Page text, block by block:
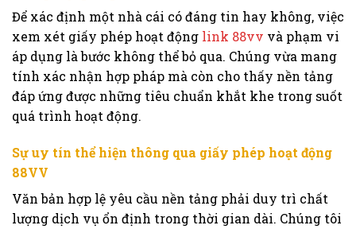
Để xác định một nhà cái có đáng tin hay không, việc
xem xét giấy phép hoạt động link 88vv và phạm vi
áp dụng là bước không thể bỏ qua. Chúng vừa mang
tính xác nhận hợp pháp mà còn cho thấy nền tảng
đáp ứng được những tiêu chuẩn khắt khe trong suốt
quá trình hoạt động.
Sự uy tín thể hiện thông qua giấy phép hoạt động
88VV
Văn bản hợp lệ yêu cầu nền tảng phải duy trì chất
lượng dịch vụ ổn định trong thời gian dài. Chúng tôi